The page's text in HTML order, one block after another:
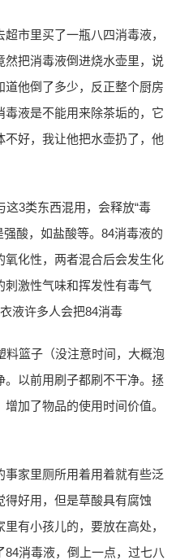
市里买了一瓶八四消毒液，
把消毒液倒进烧水壶里，说
他倒了多少，反正整个厨房
液是不能用来除茶垢的，它
好，我让他把水壶扔了，他
3类东西混用，会释放“毒
酸，如盐酸等。84消毒液的
氧化性，两者混合后会发生化
刺激性气味和挥发性有毒气
液许多人会把84消毒
料篮子（没注意时间，大概泡
。以前用刷子都刷不干净。拯
加了物品的使用时间价值。
家里厕所用着用着就有些泛
好用，但是草酸具有腐蚀
有小孩儿的，要放在高处，
消毒液，倒上一点，过七八